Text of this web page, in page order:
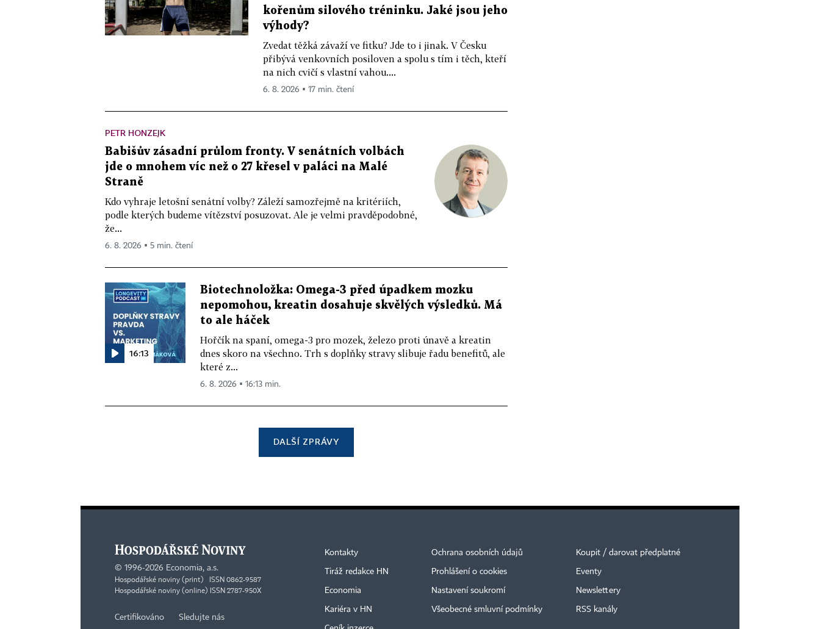
kořenům silového tréninku. Jaké jsou jeho
výhody?
Zvedat těžká závaží ve fitku? Jde to i jinak. V Česku
přibývá venkovních posiloven a spolu s tím i těch, kteří
na nich cvičí s vlastní vahou....
6. 8. 2026 ▪ 17 min. čtení
PETR HONZEJK
Babišův zásadní průlom fronty. V senátních volbách
jde o mnohem víc než o 27 křesel v paláci na Malé
Straně
Kdo vyhraje letošní senátní volby? Záleží samozřejmě na kritériích,
podle kterých budeme vítězství posuzovat. Ale je velmi pravděpodobné,
že...
6. 8. 2026 ▪ 5 min. čtení
16:13
Biotechnoložka: Omega-3 před úpadkem mozku
nepomohou, kreatin dosahuje skvělých výsledků. Má
to ale háček
Hořčík na spaní, omega-3 pro mozek, železo proti únavě a kreatin
dnes skoro na všechno. Trh s doplňky stravy slibuje řadu benefitů, ale
které z...
6. 8. 2026 ▪ 16:13 min.
DALŠÍ ZPRÁVY
© 1996-2026 Economia, a.s.
Hospodářské noviny (print) ISSN 0862-9587
Hospodářské noviny (online) ISSN 2787-950X
Certifikováno Sledujte nás
Kontakty
Tiráž redakce HN
Economia
Kariéra v HN
Ochrana osobních údajů
Prohlášení o cookies
Nastavení soukromí
Všeobecné smluvní podmínky
Koupit / darovat předplatné
Eventy
Newslettery
RSS kanály